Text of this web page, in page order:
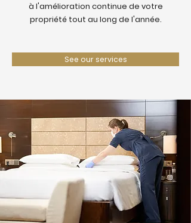
à l'amélioration continue de votre
propriété tout au long de l'année.
See our services